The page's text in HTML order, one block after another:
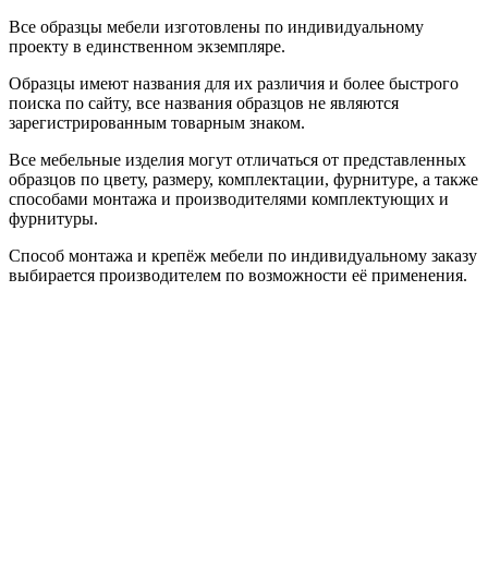
Все образцы мебели изготовлены по индивидуальному
проекту в единственном экземпляре.
Образцы имеют названия для их различия и более быстрого
поиска по сайту, все названия образцов не являются
зарегистрированным товарным знаком.
Все мебельные изделия могут отличаться от представленных
образцов по цвету, размеру, комплектации, фурнитуре, а также
способами монтажа и производителями комплектующих и
фурнитуры.
Способ монтажа и крепёж мебели по индивидуальному заказу
выбирается производителем по возможности её применения.